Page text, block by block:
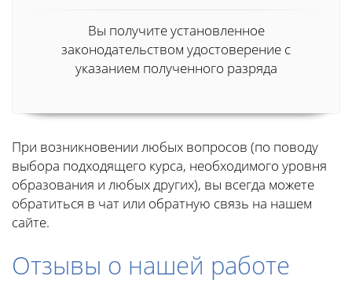
Вы получите установленное
законодательством удостоверение с
указанием полученного разряда
При возникновении любых вопросов (по поводу
выбора подходящего курса, необходимого уровня
образования и любых других), вы всегда можете
обратиться в чат или обратную связь на нашем
сайте.
Отзывы о нашей работе